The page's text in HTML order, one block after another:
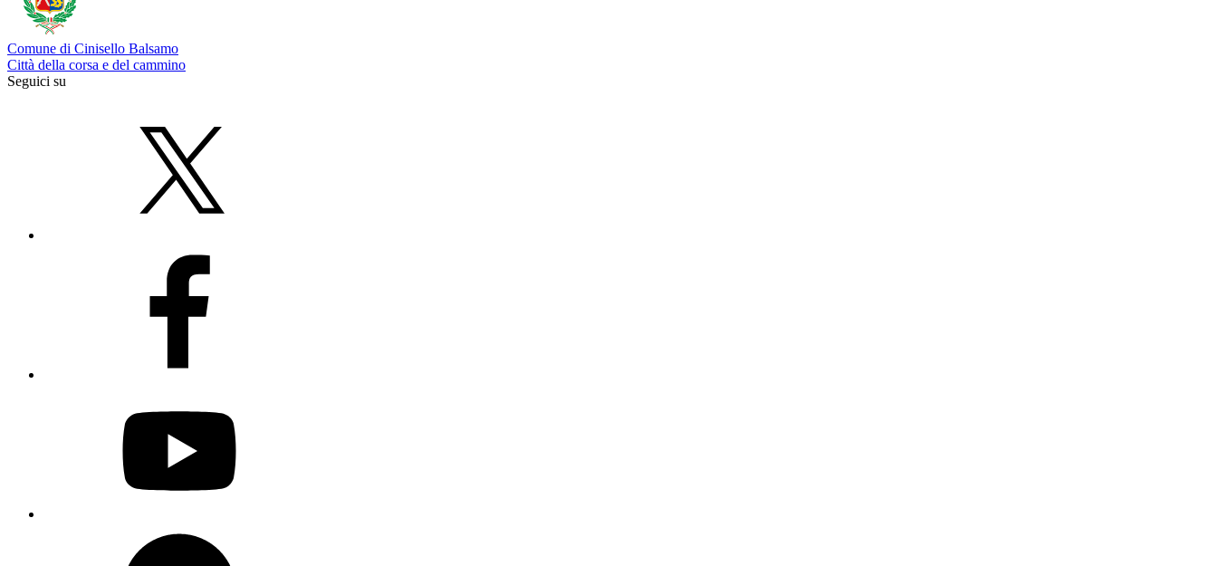
Comune di Cinisello Balsamo
Città della corsa e del cammino
Seguici su